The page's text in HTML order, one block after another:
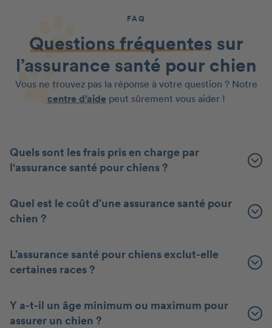
FAQ
Questions fréquentes sur
l’assurance santé pour chien
Vous ne trouvez pas la réponse à votre question ? Notre
centre d’aide peut sûrement vous aider !
Quels sont les frais pris en charge par
l'assurance santé pour chiens ?
Quel est le coût d’une assurance santé pour
chien ?
L’assurance santé pour chiens exclut-elle
certaines races ?
Y a-t-il un âge minimum ou maximum pour
assurer un chien ?